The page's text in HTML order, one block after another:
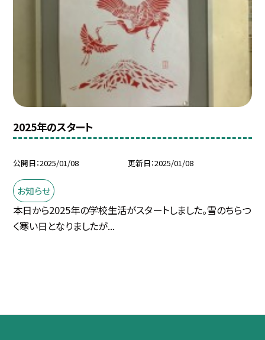
2025年のスタート
公開日 2025/01/08 更新日 2025/01/08
お知らせ
本日から2025年の学校生活がスタートしました。雪のちらつ
く寒い日となりましたが...